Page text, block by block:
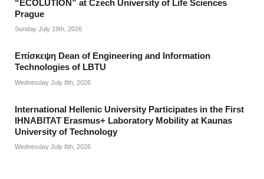
“ECOLUTION” at Czech University of Life Sciences
Prague
Sunday July 19th, 2026
Επίσκεψη Dean of Engineering and Information
Technologies of LBTU
Wednesday July 8th, 2026
International Hellenic University Participates in the First
IHNABITAT Erasmus+ Laboratory Mobility at Kaunas
University of Technology
Wednesday July 8th, 2026